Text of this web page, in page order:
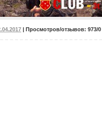
| Просмотров/отзывов: 973/0